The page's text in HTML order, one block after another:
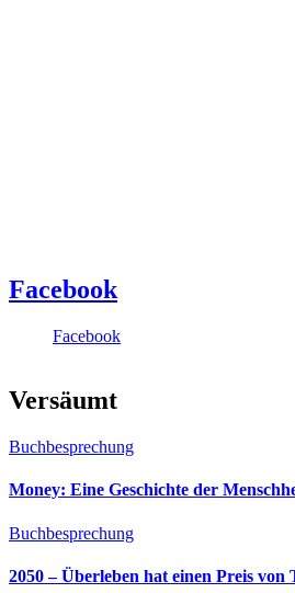
Facebook
Facebook
Versäumt
Buchbesprechung
Money: Eine Geschichte der
Buchbesprechung
2050 – Überleben hat einen Preis von